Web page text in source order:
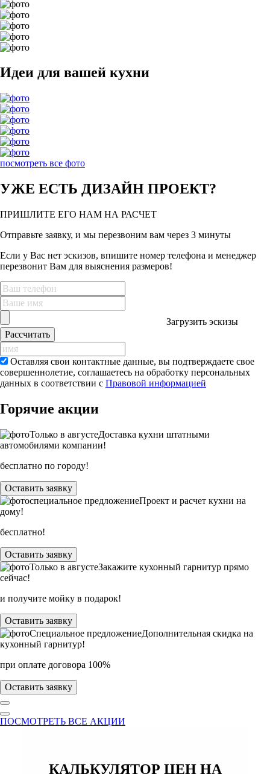
Идеи для вашей кухни
посмотреть все фото
УЖЕ ЕСТЬ ДИЗАЙН ПРОЕКТ?
ПРИШЛИТЕ ЕГО НАМ НА РАСЧЕТ
Отправьте заявку, и мы перезвоним вам через 3 минуты
Если у Вас нет эскизов, впишите номер телефона и менеджер
перезвонит Вам для выяснения размеров!
Загрузить эскизы
Рассчитать
Оставляя свои контактные данные, вы подтверждаете свое
совершеннолетие, соглашаетесь на обработку персональных
данных в соответствии с Правовой информацией
Горячие акции
Только в августеДоставка кухни штатными
автомобилями компании!
бесплатно по городу!
Оставить заявку
специальное предложениеПроект и расчет кухни на
дому!
бесплатно!
Оставить заявку
Только в августеЗакажите кухонный гарнитур прямо
сейчас!
и получите мойку в подарок!
Оставить заявку
Специальное предложениеДополнительная скидка на
кухонный гарнитур!
при оплате договора 100%
Оставить заявку
ПОСМОТРЕТЬ ВСЕ АКЦИИ
КАЛЬКУЛЯТОР ЦЕН НА